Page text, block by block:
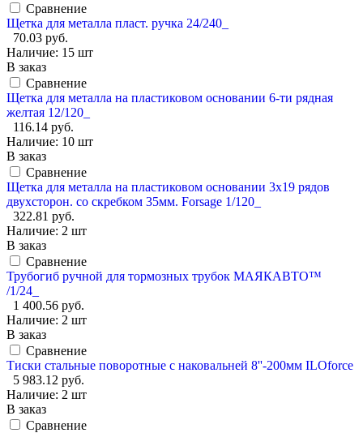
Сравнение
Щетка для металла пласт. ручка 24/240_
70.03 руб.
Наличие: 15 шт
В заказ
Сравнение
Щетка для металла на пластиковом основании 6-ти рядная
желтая 12/120_
116.14 руб.
Наличие: 10 шт
В заказ
Сравнение
Щетка для металла на пластиковом основании 3x19 рядов
двухсторон. со скребком 35мм. Forsage 1/120_
322.81 руб.
Наличие: 2 шт
В заказ
Сравнение
Трубогиб ручной для тормозных трубок МАЯКАВТО™
/1/24_
1 400.56 руб.
Наличие: 2 шт
В заказ
Сравнение
Тиски стальные поворотные с наковальней 8''-200мм ILOforce
5 983.12 руб.
Наличие: 2 шт
В заказ
Сравнение